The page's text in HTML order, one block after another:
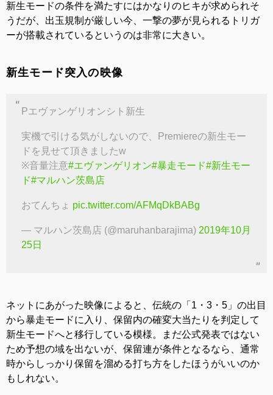
新生モードの条件を満たすにはかなりのヒキが求められそ
うだが、出玉規制が厳しい今、一撃の夢が見られるトリガ
ーが搭載されているというのは非常に大きい。
新生モード突入の映像
Pエヴァンゲリオンシト新生
実機で引ける気がしないので、Premiereの新生モー
ドを見せて頂きましたw
※音量注意#エヴァンゲリオン#暴走モード#新生モー
ド#マルハン茨島店
おてんちょ pic.twitter.com/AFMqDkBABg
— マルハン茨島店 (@maruhanbarajima) 2019年10月
25日
ネットにあがった映像によると、伝統の「1・3・5」の出目
から暴走モードに入り、保留内の確変大当たりを判定して
新生モードへと移行している模様。まだ公式発表ではない
ため予想の域を出ないが、保留連が条件となるなら、通常
時からしっかり保留を溜める打ち方をしたほうがいいのか
もしれない。